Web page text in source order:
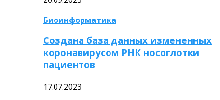
Биоинформатика
Создана база данных измененных
коронавирусом РНК носоглотки
пациентов
17.07.2023